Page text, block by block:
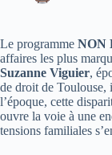
Le programme NON
affaires les plus
Suzanne Viguier,
de droit de Toulouse,
l’époque, cette
ouvre la voie à une
tensions familiales